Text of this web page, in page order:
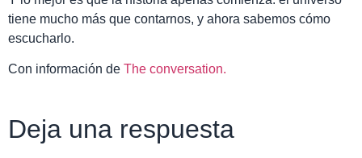
tiene mucho más que contarnos, y ahora sabemos cómo
escucharlo.
Con información de The conversation.
Deja una respuesta